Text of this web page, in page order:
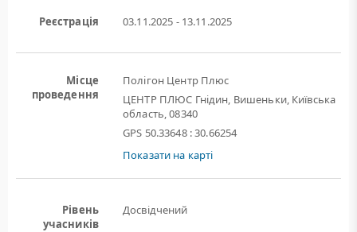
Реєстрація 03.11.2025 - 13.11.2025
Місце
проведення
Полігон Центр Плюс
ЦЕНТР ПЛЮС Гнідин, Вишеньки, Київська
область, 08340
GPS 50.33648 : 30.66254
Показати на карті
Рівень
учасників
Досвідчений